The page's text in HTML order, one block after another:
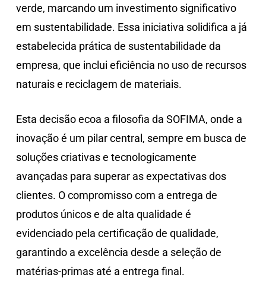
verde, marcando um investimento significativo
em sustentabilidade. Essa iniciativa solidifica a já
estabelecida prática de sustentabilidade da
empresa, que inclui eficiência no uso de recursos
naturais e reciclagem de materiais.
Esta decisão ecoa a filosofia da SOFIMA, onde a
inovação é um pilar central, sempre em busca de
soluções criativas e tecnologicamente
avançadas para superar as expectativas dos
clientes. O compromisso com a entrega de
produtos únicos e de alta qualidade é
evidenciado pela certificação de qualidade,
garantindo a excelência desde a seleção de
matérias-primas até a entrega final.